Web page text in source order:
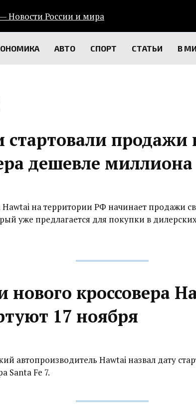
АВТО СПОРТ СТАТЬИ В
стартовали продажи
дешевле миллиона
на территории РФ начинает продажи
уже предлагается для покупки в
нового кроссовера
17 ноября
автопроизводитель Hawtai назвал дату
Santa Fe 7.